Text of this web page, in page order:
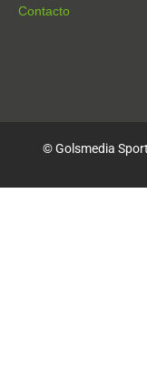
Contacto
© Golsmedia